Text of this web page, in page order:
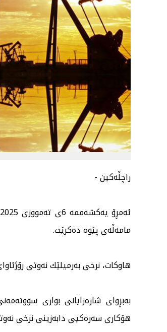
راچڵەكین -
مامەڵەی پێوە دەكرێت.
هاوكات، نرخی بەرمیلێك نەوتی رۆژئاوای تێكساس بە 66 دۆلارو 50
بەبڕوای شارەزایانی بواری
هۆكاری سەرەكیی دابەزینی نرخی